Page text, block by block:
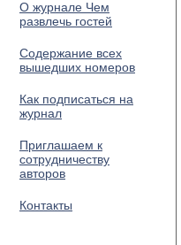
О журнале Чем
развлечь гостей
Содержание всех
вышедших номеров
Как подписаться на
журнал
Приглашаем к
сотрудничеству
авторов
Контакты